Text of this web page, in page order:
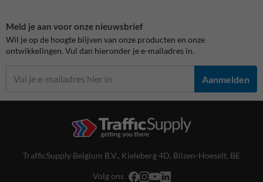
Meld je aan voor onze nieuwsbrief
Wil je op de hoogte blijven van onze producten en onze
ontwikkelingen. Vul dan hieronder je e-mailadres in.
Aanmelden
TrafficSupply Belgium B.V., Kieleberg 4D, Bilzen-Hoeselt, BE
Volg ons